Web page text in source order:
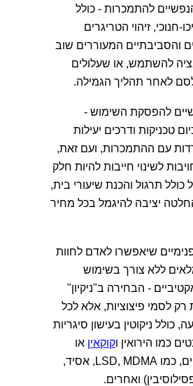
להתמכרות - כולל
חנוכי, זיהוי הטריגרים
והסביבתיים המעוררים שוב
להשתמש, או שעלולים
לאחר תהליך הגמילה.
להפסקת השימוש -
טכניקות ודרכים יעילות
עם ההתמכרות, ועם זאת,
לשינוי חייבות להיות חלק
תרגול והכנת שיעורי בית,
יציבה להיגמל בכל מחיר
שיאפשרו לאדם לחוות
ללא צורך בשימוש
- הבחירה ב"ניקיון"
לסמי פיצוציות, אלא לכל
כולל ניקוטין בעישון סיגריות
כמו הירואין וקוקאין או
חומרים פסיכדליים, כמו LSD, MDMA, אסיד,
ואחרים.